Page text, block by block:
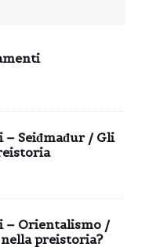
Seiđmađur / Gli
– Orientalismo /
preistoria?